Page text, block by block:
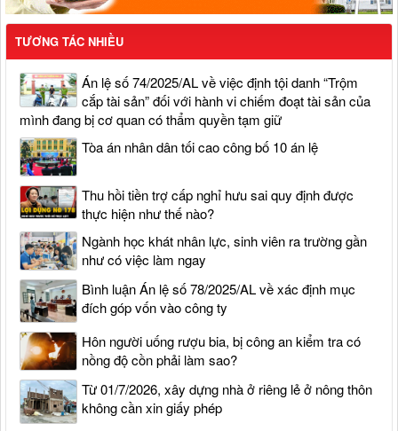
TƯƠNG TÁC NHIỀU
Án lệ số 74/2025/AL về việc định tội danh “Trộm
cắp tài sản” đối với hành vi chiếm đoạt tài sản của
mình đang bị cơ quan có thẩm quyền tạm giữ
Tòa án nhân dân tối cao công bố 10 án lệ
Thu hồi tiền trợ cấp nghỉ hưu sai quy định được
thực hiện như thế nào?
Ngành học khát nhân lực, sinh viên ra trường gần
như có việc làm ngay
Bình luận Án lệ số 78/2025/AL về xác định mục
đích góp vốn vào công ty
Hôn người uống rượu bia, bị công an kiểm tra có
nồng độ cồn phải làm sao?
Từ 01/7/2026, xây dựng nhà ở riêng lẻ ở nông thôn
không cần xin giấy phép